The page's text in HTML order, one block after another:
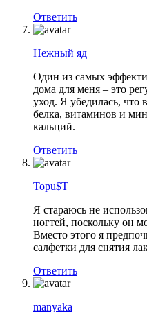
Ответить
Нежный яд
Один из самых
дома для меня – это
уход. Я убедилась, что
белка, витаминов и
кальций.
Ответить
Topu$T
Я стараюсь не
ногтей, поскольку он
Вместо этого я
салфетки для снятия
Ответить
manyaka